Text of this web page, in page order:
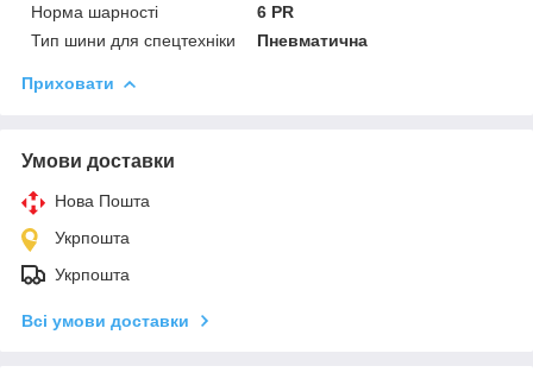
Норма шарності
6 PR
Тип шини для спецтехніки
Пневматична
Приховати
Умови доставки
Нова Пошта
Укрпошта
Укрпошта
Всі умови доставки